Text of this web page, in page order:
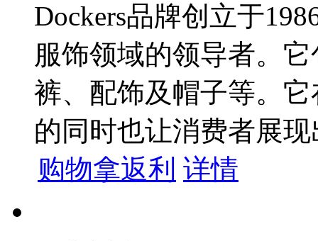
Dockers品牌创立于
服饰领域的领导者。
裤、配饰及帽子等。
的同时也让消费者展
购物拿返利 详情